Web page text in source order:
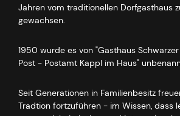
Jahren vom traditionellen Dorfgasthaus
gewachsen.
1950 wurde es von "Gasthaus
Post - Postamt Kappl im Haus"
Seit Generationen in Familienbesitz
Tradtion fortzuführen - im Wissen, dass